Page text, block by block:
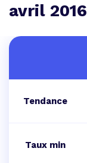
avril 2016
Tendance
Taux min